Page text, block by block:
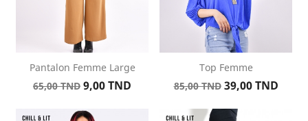
Pantalon Femme Large
Prix
base
65,00 TND Prix
9,00 TND
Top Femme
Prix
base
85,00 TND Prix
39,00 TND